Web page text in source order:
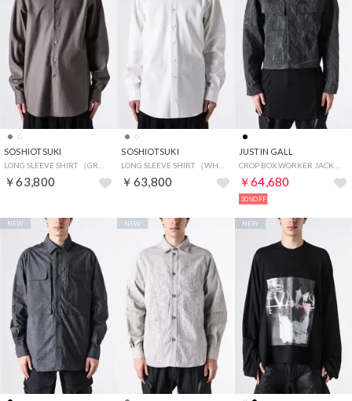
SOSHIOTSUKI
LONG SLEEVE SHIRT （GREY）
￥63,800
SOSHIOTSUKI
LONG SLEEVE SHIRT （WHITE）
￥63,800
JUSTIN GALL
CROP BOX WORKER JACKET （BLACK）
￥64,680
30%OFF
NEW NEW NEW